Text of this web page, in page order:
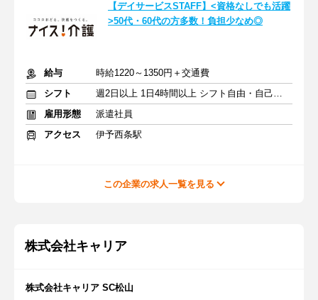
【デイサービスSTAFF】<資格なしでも活躍
>50代・60代の方多数！負担少なめ◎
給与
時給1220～1350円＋交通費
シフト
週2日以上 1日4時間以上 シフト自由・自己申告
雇用形態
派遣社員
アクセス
伊予西条駅
この企業の求人一覧を見る
株式会社キャリア
株式会社キャリア SC松山